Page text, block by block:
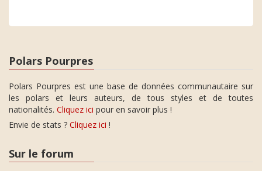
Polars Pourpres
Polars Pourpres est une base de données communautaire sur
les polars et leurs auteurs, de tous styles et de toutes
nationalités. Cliquez ici pour en savoir plus !
Envie de stats ? Cliquez ici !
Sur le forum